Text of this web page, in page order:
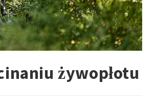
żywopłotu